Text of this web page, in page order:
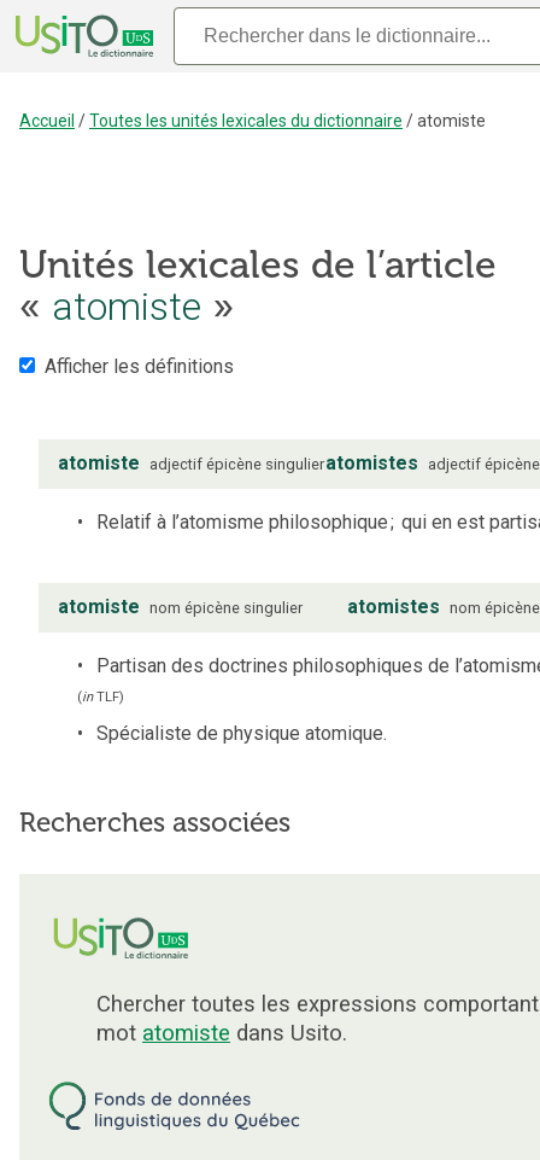
Accueil /Toutes les unités lexicales du dictionnaire /atomiste
Unités lexicales de l’article
« atomiste »
Afficher les définitions
atomiste adjectif épicène singulieratomistes adjectif épicène
Relatif à l’atomisme philosophique; qui en est
atomiste nom épicène singulier atomistes nom épicène
Partisan des doctrines philosophiques de
(inTLF)
Spécialiste de physique atomique.
Recherches associées
Chercher toutes les expressions
mot atomiste dans Usito.